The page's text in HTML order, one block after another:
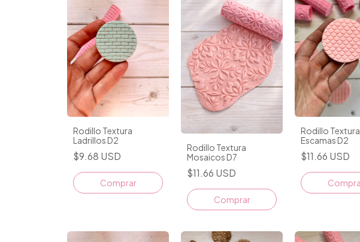
Rodillo Textura
Ladrillos D2
$9.68 USD
Rodillo Textura
Mosaicos D7
$11.66 USD
Rodillo Textura
Escamas D2
$11.66 USD